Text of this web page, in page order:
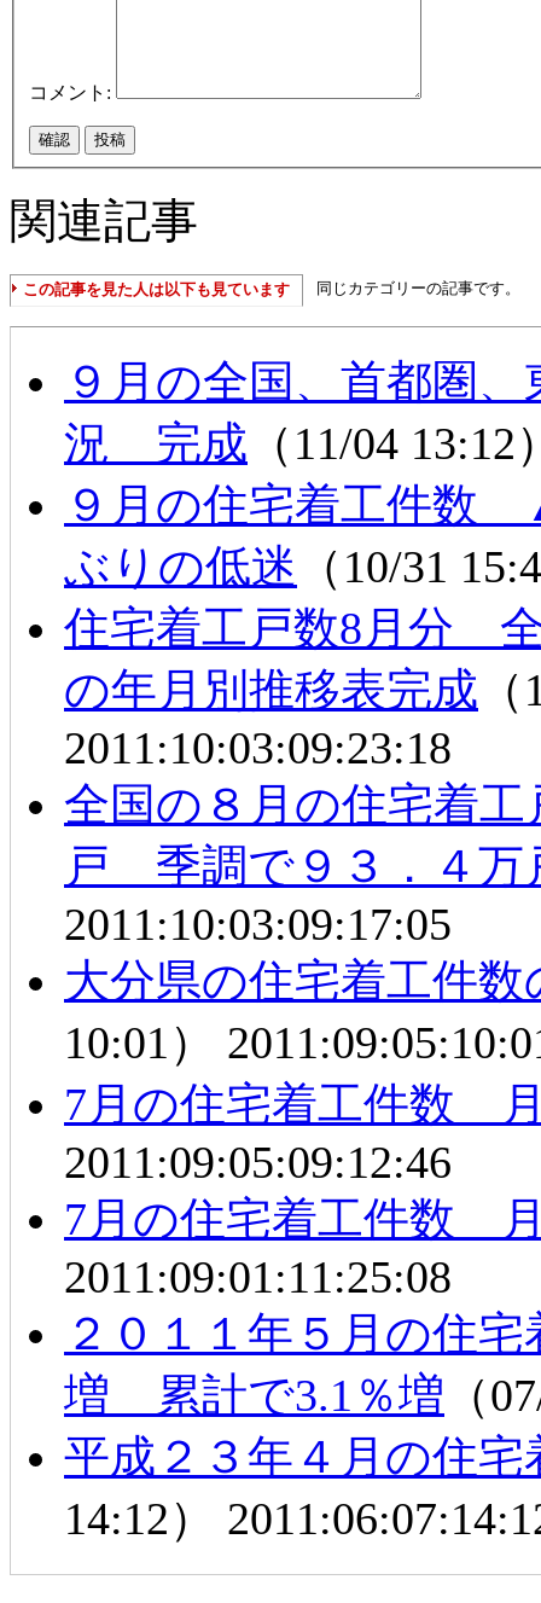
コメント:
関連記事
この記事を見た人は以下も見ています 同じカテゴリーの記事です。
９月の全国、首都圏
況 完成 （11/04
９月の住宅着工件数
ぶりの低迷 （10/31
住宅着工戸数8月分
の年月別推移表完成
2011:10:03:09:23:18
全国の８月の住宅着
戸 季調で９３．４万
2011:10:03:09:17:05
大分県の住宅着工件
10:01）
7月の住宅着工件数
2011:09:05:09:12:46
7月の住宅着工件数
2011:09:01:11:25:08
２０１１年５月の住
増 累計で3.1％増 （
平成２３年４月の住
14:12）